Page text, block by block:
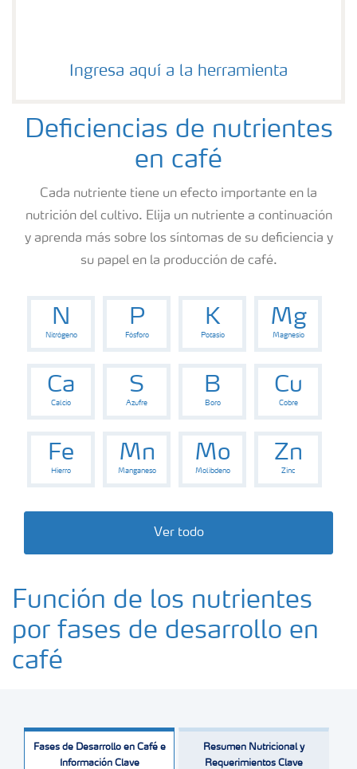
Ingresa aquí a la herramienta
Deficiencias de nutrientes
en café
Cada nutriente tiene un efecto importante en la
nutrición del cultivo. Elija un nutriente a continuación
y aprenda más sobre los síntomas de su deficiencia y
su papel en la producción de café.
N
Nitrógeno
P
Fósforo
K
Potasio
Mg
Magnesio
Ca
Calcio
S
Azufre
B
Boro
Cu
Cobre
Fe
Hierro
Mn
Manganeso
Mo
Molibdeno
Zn
Zinc
Ver todo
Función de los nutrientes
por fases de desarrollo en
café
Fases de Desarrollo en Café e
Información Clave
Resumen Nutricional y
Requerimientos Clave